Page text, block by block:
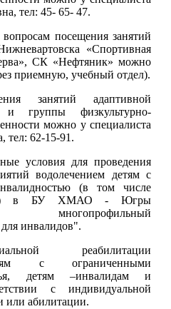
тел: 45- 65- 47.
вопросам посещения занятий
«Спортивная
СК «Нефтяник» можно
приемную, учебный отдел).
занятий адаптивной
и группы физкультурно-
можно у специалиста
тел: 62-15-91.
условия для проведения
водолечением детям с
(в том числе
в БУ ХМАО - Югры
многопрофильный
инвалидов".
реабилитации
с ограниченными
детям –инвалидам и
с индивидуальной
или абилитации.